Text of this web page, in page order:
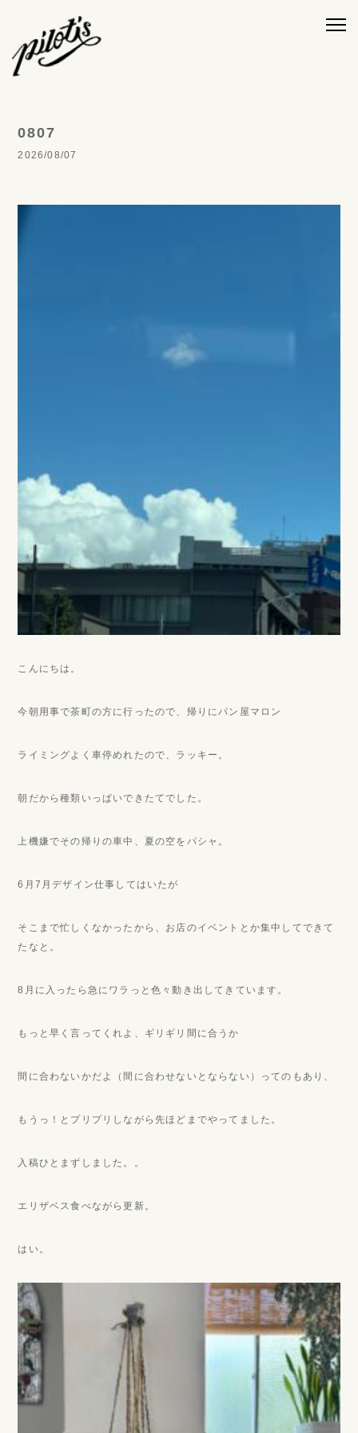
0807
2026/08/07
こんにちは。
今朝用事で茶町の方に行ったので、帰りにパン屋マロン
ライミングよく車停めれたので、ラッキー。
朝だから種類いっぱいできたてでした。
上機嫌でその帰りの車中、夏の空をパシャ。
6月7月デザイン仕事してはいたが
そこまで忙しくなかったから、お店のイベントとか集中してできて
たなと。
8月に入ったら急にワラっと色々動き出してきています。
もっと早く言ってくれよ、ギリギリ間に合うか
間に合わないかだよ（間に合わせないとならない）ってのもあり、
もうっ！とプリプリしながら先ほどまでやってました。
入稿ひとまずしました。。
エリザベス食べながら更新。
はい。